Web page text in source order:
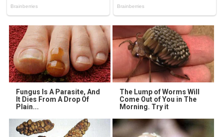
Fungus Is A Parasite, And
It Dies From A Drop Of
Plain...
The Lump of Worms Will
Come Out of You in The
Morning. Try it